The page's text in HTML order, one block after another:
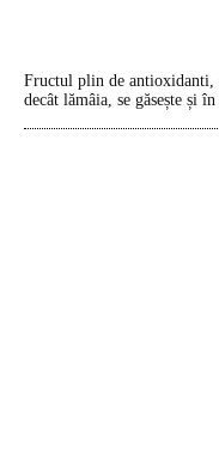
Fructul plin de antioxidanti,
decât lămâia, se găsește și